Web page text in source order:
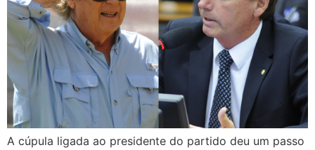
A cúpula ligada ao presidente do partido deu um passo